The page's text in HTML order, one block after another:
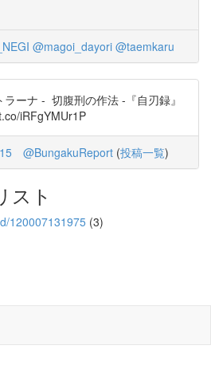
@magoi_dayori @taemkaru
ーナ - 切腹刑の作法 -『自刃録』
iRFgYMUr1P
@BungakuReport (投稿一覧)
スト
120007131975 (3)